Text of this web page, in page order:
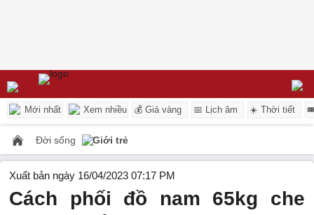
Mới nhất Xem nhiều 💰 Giá vàng 📅 Lịch âm ☀️ Thời tiết
Đời sống Giới trẻ
Xuất bản ngày 16/04/2023 07:17 PM
Cách phối đồ nam 65kg che